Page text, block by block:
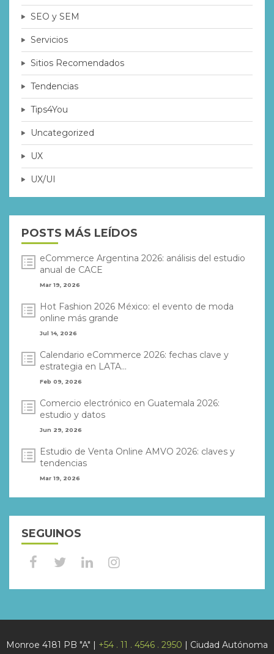
SEO y SEM
Servicios
Sitios Recomendados
Tendencias
Tips4You
Uncategorized
UX
UX/UI
POSTS MÁS LEÍDOS
eCommerce Argentina 2026: análisis del estudio
anual de CACE
Mar 19, 2026
Hot Fashion 2026 México: el evento de moda
online más grande
Jul 14, 2026
Calendario eCommerce 2026: fechas clave y
estrategia en LATA...
Feb 09, 2026
Comercio electrónico en Guatemala 2026:
estudio y datos
Jun 29, 2026
Estudio de Venta Online AMVO 2026: claves y
tendencias
Mar 19, 2026
SEGUINOS
Monroe 4181 PB "A" | +54 . 11 . 4546 . 2950 | Ciudad Autónoma